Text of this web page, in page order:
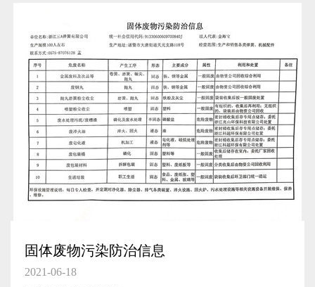
固体废物污染防治信息
2021-06-18